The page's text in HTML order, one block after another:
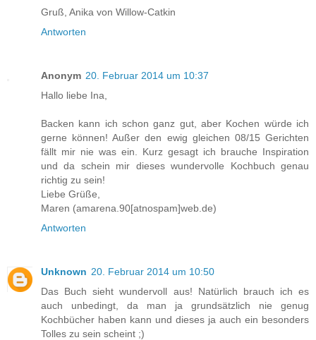
Gruß, Anika von Willow-Catkin
Antworten
Anonym 20. Februar 2014 um 10:37
Hallo liebe Ina,
Backen kann ich schon ganz gut, aber Kochen würde ich
gerne können! Außer den ewig gleichen 08/15 Gerichten
fällt mir nie was ein. Kurz gesagt ich brauche Inspiration
und da schein mir dieses wundervolle Kochbuch genau
richtig zu sein!
Liebe Grüße,
Maren (amarena.90[atnospam]web.de)
Antworten
Unknown 20. Februar 2014 um 10:50
Das Buch sieht wundervoll aus! Natürlich brauch ich es
auch unbedingt, da man ja grundsätzlich nie genug
Kochbücher haben kann und dieses ja auch ein besonders
Tolles zu sein scheint ;)